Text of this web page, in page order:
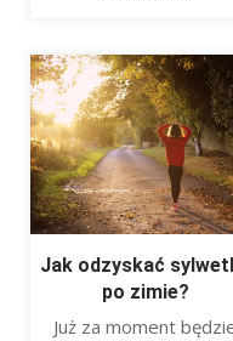
Jak odzyskać
po zimie?
Już za moment